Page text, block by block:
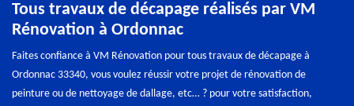
Tous travaux de décapage réalisés par VM
Rénovation à Ordonnac
Faites confiance à VM Rénovation pour tous travaux de décapage à
Ordonnac 33340, vous voulez réussir votre projet de rénovation de
peinture ou de nettoyage de dallage, etc… ? pour votre satisfaction,